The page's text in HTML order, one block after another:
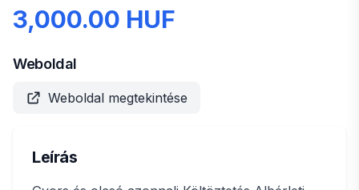
3,000.00 HUF
Weboldal
Weboldal megtekintése
Leírás